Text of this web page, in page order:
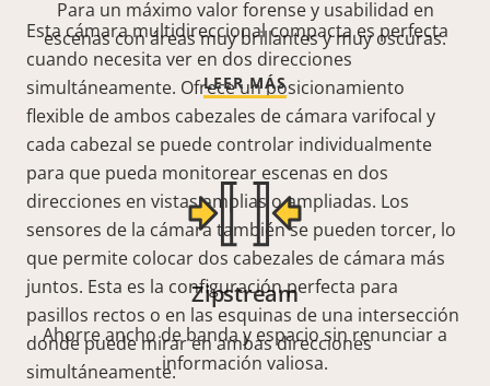
Esta cámara multidireccional compacta es perfecta
cuando necesita ver en dos direcciones
simultáneamente. Ofrece un posicionamiento
flexible de ambos cabezales de cámara varifocal y
cada cabezal se puede controlar individualmente
para que pueda monitorear escenas en dos
direcciones en vistas amplias o ampliadas. Los
sensores de la cámara también se pueden torcer, lo
que permite colocar dos cabezales de cámara más
juntos. Esta es la configuración perfecta para
pasillos rectos o en las esquinas de una intersección
donde puede mirar en ambas direcciones
simultáneamente.
Para un máximo valor forense y usabilidad en
escenas con áreas muy brillantes y muy oscuras.
LEER MÁS
Zipstream
Ahorre ancho de banda y espacio sin renunciar a
información valiosa.